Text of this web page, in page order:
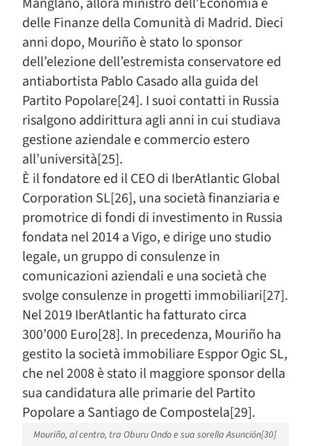
delle Finanze della Comunità di Madrid. Dieci
anni dopo, Mouriño è stato lo sponsor
dell’elezione dell’estremista conservatore ed
antiabortista Pablo Casado alla guida del
Partito Popolare[24]. I suoi contatti in Russia
risalgono addirittura agli anni in cui studiava
gestione aziendale e commercio estero
all’università[25].
È il fondatore ed il CEO di IberAtlantic Global
Corporation SL[26], una società finanziaria e
promotrice di fondi di investimento in Russia
fondata nel 2014 a Vigo, e dirige uno studio
legale, un gruppo di consulenze in
comunicazioni aziendali e una società che
svolge consulenze in progetti immobiliari[27].
Nel 2019 IberAtlantic ha fatturato circa
300’000 Euro[28]. In precedenza, Mouriño ha
gestito la società immobiliare Esppor Ogic SL,
che nel 2008 è stato il maggiore sponsor della
sua candidatura alle primarie del Partito
Popolare a Santiago de Compostela[29].
Mouriño, al centro, tra Oburu Ondo e sua sorella Asunción[30]